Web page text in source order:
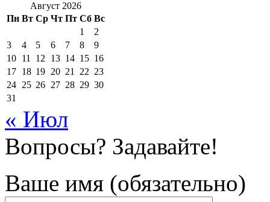
Август 2026
Пн Вт Ср Чт Пт Сб Вс
1
2
3
4 5 6 7 8
9
10 11 12 13 14 15 16
17 18 19 20 21 22 23
24 25 26 27 28 29 30
31
« Июл
Вопросы? Задавайте!
Ваше имя (обязательно)